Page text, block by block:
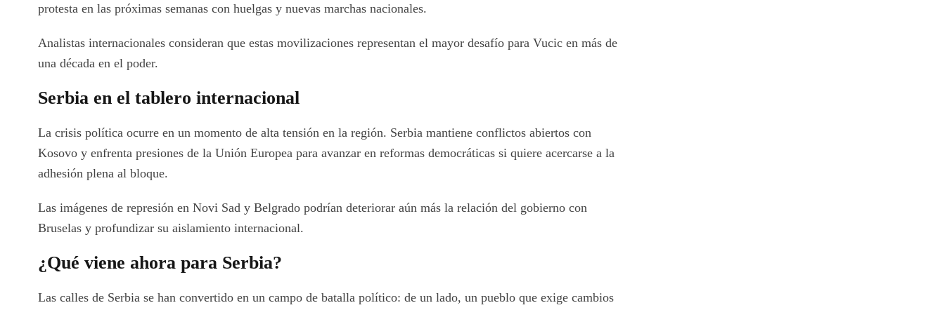
protesta en las próximas semanas con huelgas y nuevas marchas nacionales.
Analistas internacionales consideran que estas movilizaciones representan el mayor desafío para Vucic en más de
una década en el poder.
Serbia en el tablero internacional
La crisis política ocurre en un momento de alta tensión en la región. Serbia mantiene conflictos abiertos con
Kosovo y enfrenta presiones de la Unión Europea para avanzar en reformas democráticas si quiere acercarse a la
adhesión plena al bloque.
Las imágenes de represión en Novi Sad y Belgrado podrían deteriorar aún más la relación del gobierno con
Bruselas y profundizar su aislamiento internacional.
¿Qué viene ahora para Serbia?
Las calles de Serbia se han convertido en un campo de batalla político: de un lado, un pueblo que exige cambios